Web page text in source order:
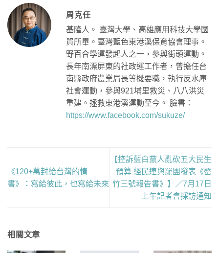
周克任
基隆人。 臺灣大學、高雄應用科技大學國
貿所畢。臺灣藍色東港溪保育協會理事。
野百合學運發起人之一，參與街頭運動。
長年南漂屏東的社政運工作者，曾擔任台
南縣政府農業局長等機要職，執行反水庫
社會運動，參與921埔里救災、八八洪災
重建。拯救東港溪運動至今。 臉書：
https://www.facebook.com/sukuze/
《120+萬封給台灣的情
書》：寫給彼此，也寫給未來
【控訴藍白黨人亂砍五大民生
預算 經民連與罷團發表《罄
竹三號報告書》】／7月17日
上午記者會採訪通知
相關文章